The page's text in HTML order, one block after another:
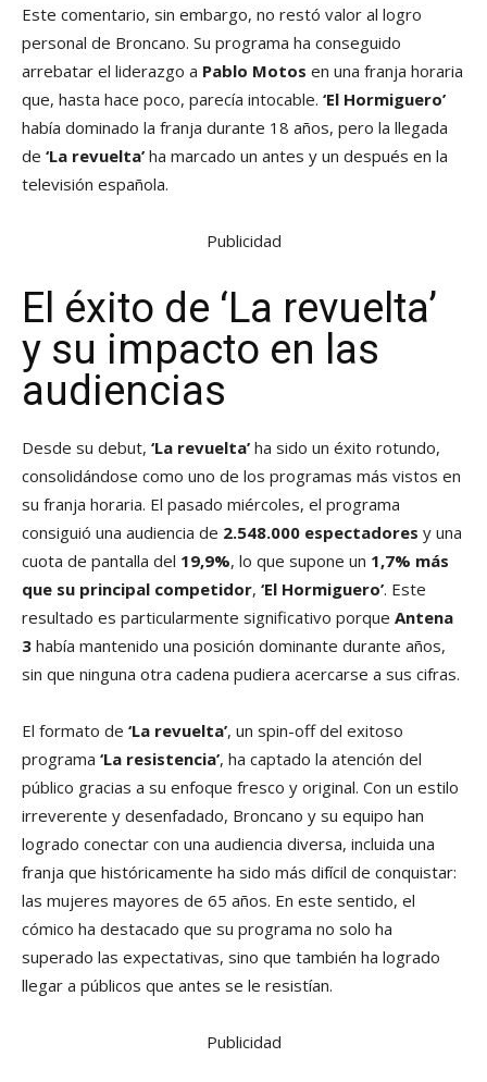
Este comentario, sin embargo, no restó valor al logro
personal de Broncano. Su programa ha conseguido
arrebatar el liderazgo a Pablo Motos en una franja horaria
que, hasta hace poco, parecía intocable. ‘El Hormiguero’
había dominado la franja durante 18 años, pero la llegada
de ‘La revuelta’ ha marcado un antes y un después en la
televisión española.
Publicidad
El éxito de ‘La revuelta’
y su impacto en las
audiencias
Desde su debut, ‘La revuelta’ ha sido un éxito rotundo,
consolidándose como uno de los programas más vistos en
su franja horaria. El pasado miércoles, el programa
consiguió una audiencia de 2.548.000 espectadores y una
cuota de pantalla del 19,9%, lo que supone un 1,7% más
que su principal competidor, ‘El Hormiguero’. Este
resultado es particularmente significativo porque Antena
3 había mantenido una posición dominante durante años,
sin que ninguna otra cadena pudiera acercarse a sus cifras.
El formato de ‘La revuelta’, un spin-off del exitoso
programa ‘La resistencia’, ha captado la atención del
público gracias a su enfoque fresco y original. Con un estilo
irreverente y desenfadado, Broncano y su equipo han
logrado conectar con una audiencia diversa, incluida una
franja que históricamente ha sido más difícil de conquistar:
las mujeres mayores de 65 años. En este sentido, el
cómico ha destacado que su programa no solo ha
superado las expectativas, sino que también ha logrado
llegar a públicos que antes se le resistían.
Publicidad